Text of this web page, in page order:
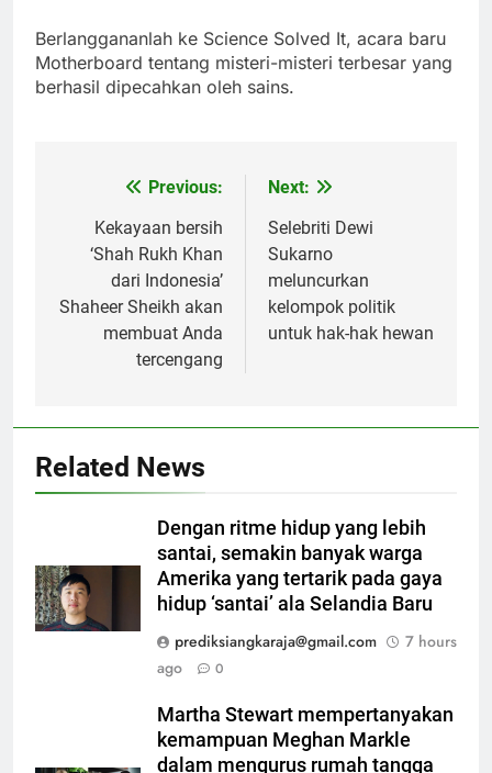
Berlanggananlah ke Science Solved It, acara baru
Motherboard tentang misteri-misteri terbesar yang
berhasil dipecahkan oleh sains.
navigation
Previous:
Kekayaan bersih
‘Shah Rukh Khan
dari Indonesia’
Shaheer Sheikh akan
membuat Anda
tercengang
Next:
Selebriti Dewi
Sukarno
meluncurkan
kelompok politik
untuk hak-hak hewan
Related News
Dengan ritme hidup yang lebih
santai, semakin banyak warga
Amerika yang tertarik pada gaya
hidup ‘santai’ ala Selandia Baru
prediksiangkaraja@gmail.com
7 hours
ago
0
Martha Stewart mempertanyakan
kemampuan Meghan Markle
dalam mengurus rumah tangga